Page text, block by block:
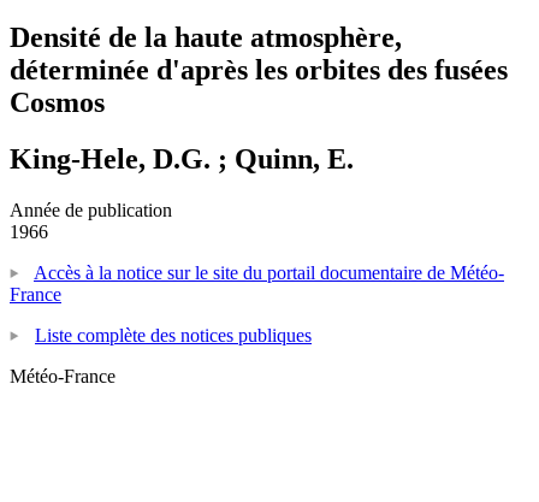
Densité de la haute atmosphère,
déterminée d'après les orbites des fusées
Cosmos
King-Hele, D.G. ; Quinn, E.
Année de publication
1966
Accès à la notice sur le site du portail documentaire de Météo-
France
Liste complète des notices publiques
Météo-France